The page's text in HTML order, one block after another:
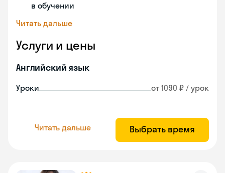
в обучении
Читать дальше
Услуги и цены
Английский язык
Уроки от 1090 ₽ / урок
Читать дальше Выбрать время